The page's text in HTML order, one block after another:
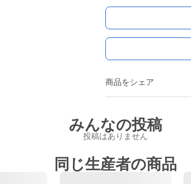
商品をシェア
みんなの投稿
投稿はありません
同じ生産者の商品